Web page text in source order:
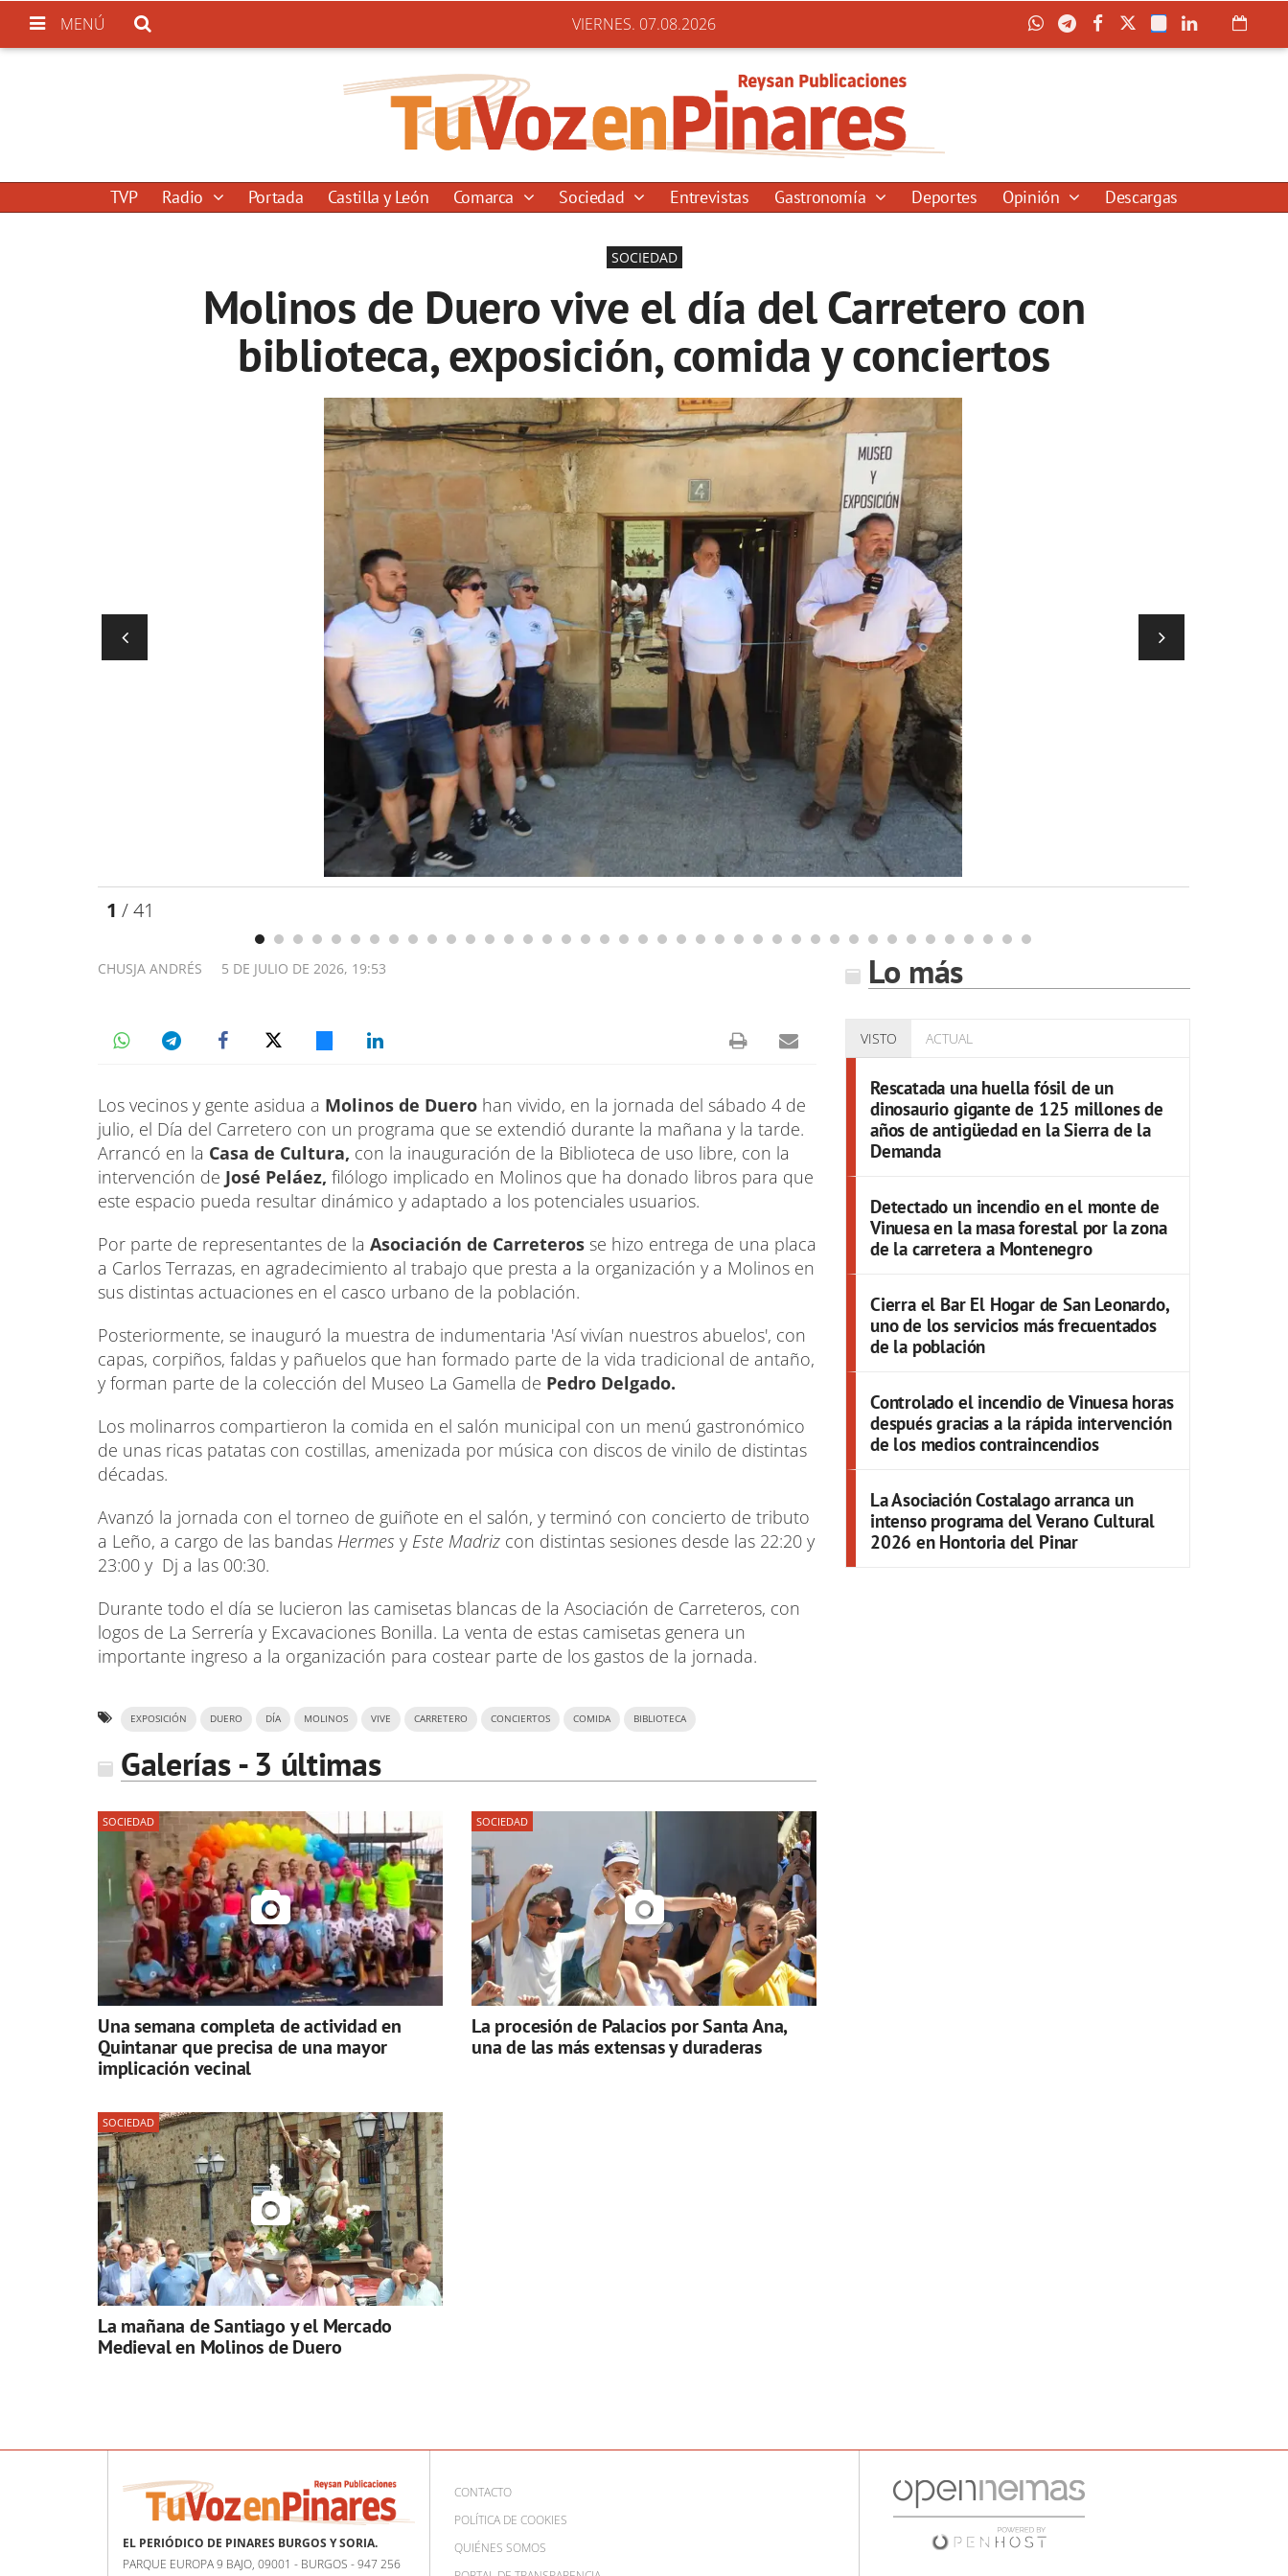
MENÚ VIERNES. 07.08.2026
TVP Radio Portada Castilla y León Comarca Sociedad Entrevistas Gastronomía Deportes Opinión Descargas
SOCIEDAD
Molinos de Duero vive el día del Carretero con
biblioteca, exposición, comida y conciertos
1 / 41
5 DE JULIO DE 2026, 19:53
CHUSJA ANDRÉS
Los vecinos y gente asidua a Molinos de Duero han vivido, en la jornada del sábado 4 de
julio, el Día del Carretero con un programa que se extendió durante la mañana y la tarde.
Arrancó en la Casa de Cultura, con la inauguración de la Biblioteca de uso libre, con la
intervención de José Peláez, filólogo implicado en Molinos que ha donado libros para que
este espacio pueda resultar dinámico y adaptado a los potenciales usuarios.
Por parte de representantes de la Asociación de Carreteros se hizo entrega de una placa
a Carlos Terrazas, en agradecimiento al trabajo que presta a la organización y a Molinos en
sus distintas actuaciones en el casco urbano de la población.
Posteriormente, se inauguró la muestra de indumentaria 'Así vivían nuestros abuelos', con
capas, corpiños, faldas y pañuelos que han formado parte de la vida tradicional de antaño,
y forman parte de la colección del Museo La Gamella de Pedro Delgado.
Los molinarros compartieron la comida en el salón municipal con un menú gastronómico
de unas ricas patatas con costillas, amenizada por música con discos de vinilo de distintas
décadas.
Avanzó la jornada con el torneo de guiñote en el salón, y terminó con concierto de tributo
a Leño, a cargo de las bandas Hermes y Este Madriz con distintas sesiones desde las 22:20 y
23:00 y Dj a las 00:30.
Durante todo el día se lucieron las camisetas blancas de la Asociación de Carreteros, con
logos de La Serrería y Excavaciones Bonilla. La venta de estas camisetas genera un
importante ingreso a la organización para costear parte de los gastos de la jornada.
EXPOSICIÓN DUERO DÍA MOLINOS VIVE CARRETERO CONCIERTOS COMIDA BIBLIOTECA
Galerías - 3 últimas
SOCIEDAD
Una semana completa de actividad en
Quintanar que precisa de una mayor
implicación vecinal
SOCIEDAD
La procesión de Palacios por Santa Ana,
una de las más extensas y duraderas
SOCIEDAD
La mañana de Santiago y el Mercado
Medieval en Molinos de Duero
Lo más
VISTO ACTUAL
Rescatada una huella fósil de un
dinosaurio gigante de 125 millones de
años de antigüedad en la Sierra de la
Demanda
Detectado un incendio en el monte de
Vinuesa en la masa forestal por la zona
de la carretera a Montenegro
Cierra el Bar El Hogar de San Leonardo,
uno de los servicios más frecuentados
de la población
Controlado el incendio de Vinuesa horas
después gracias a la rápida intervención
de los medios contraincendios
La Asociación Costalago arranca un
intenso programa del Verano Cultural
2026 en Hontoria del Pinar
EL PERIÓDICO DE PINARES BURGOS Y SORIA.
PARQUE EUROPA 9 BAJO, 09001 - BURGOS - 947 256
CONTACTO
POLÍTICA DE COOKIES
QUIÉNES SOMOS